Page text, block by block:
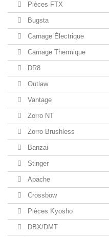
Pièces FTX
Bugsta
Carnage Électrique
Carnage Thermique
DR8
Outlaw
Vantage
Zorro NT
Zorro Brushless
Banzai
Stinger
Apache
Crossbow
Pièces Kyosho
DBX/DMT